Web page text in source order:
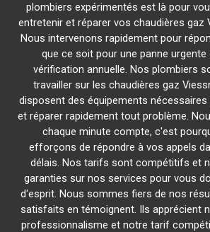
plombiers expérimentés est là pour
entretenir et réparer vos chaudières gaz
Nous intervenons rapidement pour
que ce soit pour une panne urgente
vérification annuelle. Nos plombiers
travailler sur les chaudières gaz
disposent des équipements
et réparer rapidement tout problème.
chaque minute compte, c'est
efforçons de répondre à vos appels
délais. Nos tarifs sont compétitifs et
garanties sur nos services pour vous
d'esprit. Nous sommes fiers de nos
satisfaits en témoignent. Ils apprécient
professionnalisme et notre tarif